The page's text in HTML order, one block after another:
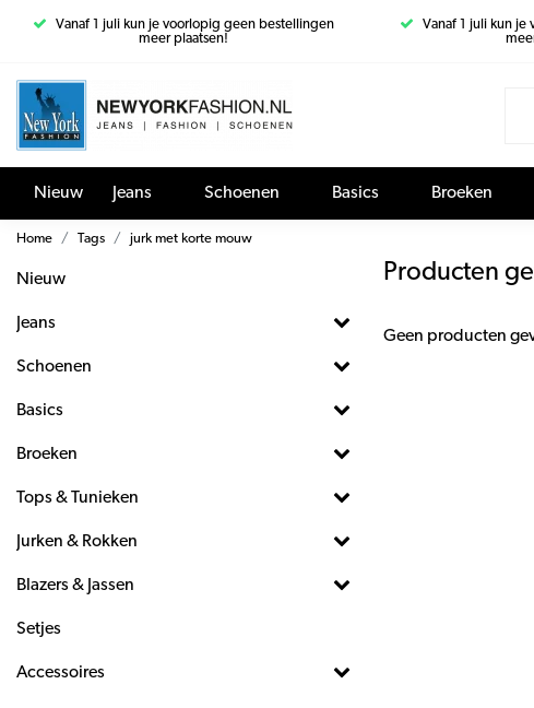
Vanaf 1 juli kun je voorlopig geen bestellingen
meer plaatsen!
Vanaf 1 juli kun
Nieuw Jeans Schoenen Basics Broeken
Home Tags jurk met korte mouw
Nieuw
Jeans
Schoenen
Basics
Broeken
Tops & Tunieken
Jurken & Rokken
Blazers & Jassen
Setjes
Accessoires
Producten
Geen producten